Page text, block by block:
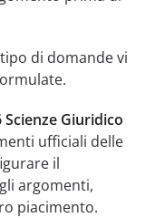
di domande vi
Giuridico
ufficiali delle
il
argomenti,
piacimento.